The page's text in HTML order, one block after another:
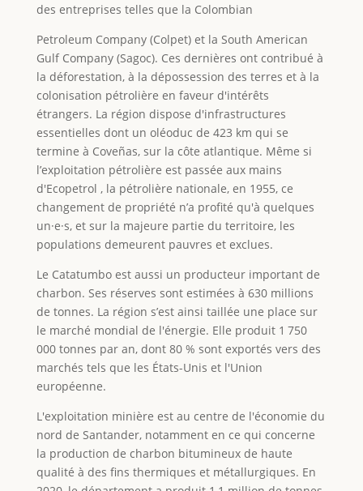
des entreprises telles que la Colombian
Petroleum Company (Colpet) et la South American
Gulf Company (Sagoc). Ces dernières ont contribué à
la déforestation, à la dépossession des terres et à la
colonisation pétrolière en faveur d'intérêts
étrangers. La région dispose d'infrastructures
essentielles dont un oléoduc de 423 km qui se
termine à Coveñas, sur la côte atlantique. Même si
l’exploitation pétrolière est passée aux mains
d'Ecopetrol , la pétrolière nationale, en 1955, ce
changement de propriété n’a profité qu'à quelques
un·e·s, et sur la majeure partie du territoire, les
populations demeurent pauvres et exclues.
Le Catatumbo est aussi un producteur important de
charbon. Ses réserves sont estimées à 630 millions
de tonnes. La région s’est ainsi taillée une place sur
le marché mondial de l'énergie. Elle produit 1 750
000 tonnes par an, dont 80 % sont exportés vers des
marchés tels que les États-Unis et l'Union
européenne.
L'exploitation minière est au centre de l'économie du
nord de Santander, notamment en ce qui concerne
la production de charbon bitumineux de haute
qualité à des fins thermiques et métallurgiques. En